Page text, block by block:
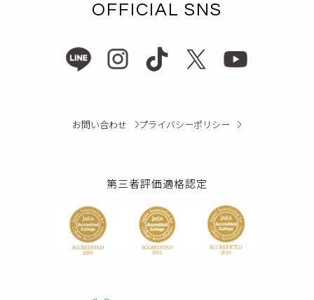
OFFICIAL SNS
お問い合わせ プライバシーポリシー
第三者評価適格認定